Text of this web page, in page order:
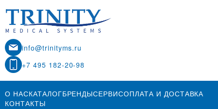
info@trinityms.ru
+7 495 182-20-98
О НАСКАТАЛОГБРЕНДЫСЕРВИСОПЛАТА И ДОСТАВКА
КОНТАКТЫ